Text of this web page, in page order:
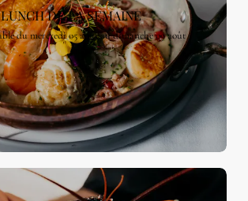
LUNCH DE LA SEMAINE
Lunch valable du mercredi 05 août au dimanche 09 août